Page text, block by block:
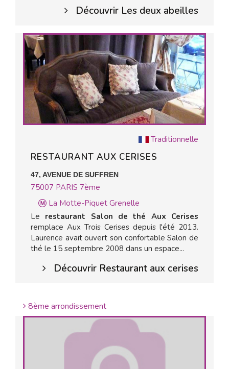
Découvrir Les deux abeilles
Traditionnelle
RESTAURANT AUX CERISES
47, AVENUE DE SUFFREN
75007 PARIS 7ème
La Motte-Piquet Grenelle
Le restaurant Salon de thé Aux Cerises
remplace Aux Trois Cerises depuis l'été 2013.
Laurence avait ouvert son confortable Salon de
thé le 15 septembre 2008 dans un espace...
Découvrir Restaurant aux cerises
8ème arrondissement